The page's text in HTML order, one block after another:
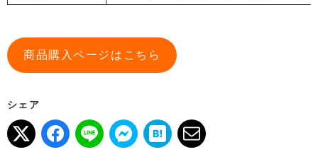
商品購入ページはこちら
シェア